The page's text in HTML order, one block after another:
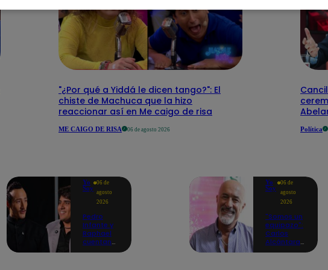
"¿Por qué a Yiddá le dicen tango?": El
chiste de Machuca que la hizo
reaccionar así en Me caigo de risa
ME CAIGO DE RISA 06 de agosto 2026 Política
Yo
Soy
06 de
agosto
2026
Pedro
Infante y
Raphael
cuentan
Yo
Soy
06 de
agosto
2026
"Somos un
equipazo":
Carlos
Alcántara